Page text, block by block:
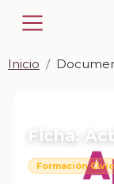
Inicio
📎
Ficha:
Formación